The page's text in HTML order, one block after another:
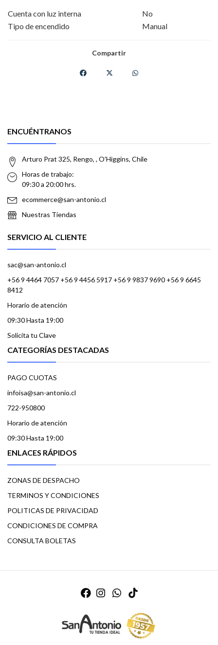
Cuenta con luz interna
No
Tipo de encendido
Manual
Compartir
ENCUÉNTRANOS
Arturo Prat 325, Rengo, , O'Higgins, Chile
Horas de trabajo:
09:30 a 20:00 hrs.
ecommerce@san-antonio.cl
Nuestras Tiendas
SERVICIO AL CLIENTE
sac@san-antonio.cl
+56 9 4464 7057 +56 9 4456 5917 +56 9 9837 9690 +56 9 6645
8412
Horario de atención
09:30 Hasta 19:00
Solicita tu Clave
CATEGORÍAS DESTACADAS
PAGO CUOTAS
infoisa@san-antonio.cl
722-950800
Horario de atención
09:30 Hasta 19:00
ENLACES RÁPIDOS
ZONAS DE DESPACHO
TERMINOS Y CONDICIONES
POLITICAS DE PRIVACIDAD
CONDICIONES DE COMPRA
CONSULTA BOLETAS